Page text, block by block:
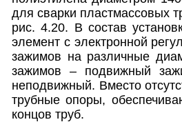
для сварки пластмассовых
рис. 4.20. В состав
элемент с электронной
зажимов на различные
зажимов – подвижный
неподвижный. Вместо
трубные опоры,
концов труб.